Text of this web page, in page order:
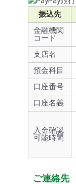
振込先
金融機関
コード
支店名
預金科目
口座番号
口座名義
入金確認
可能時間
ご連絡先